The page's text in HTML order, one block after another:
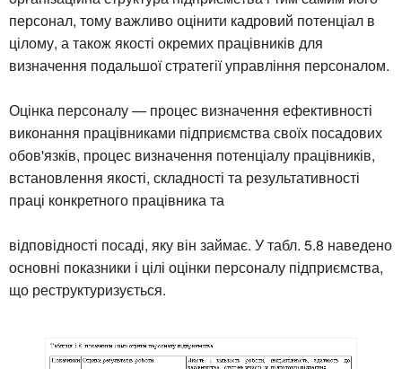
персонал, тому важливо оцінити кадровий потенціал в
цілому, а також якості окремих працівників для
визначення подальшої стратегії управління персоналом.
Оцінка персоналу — процес визначення ефективності
виконання працівниками підприємства своїх посадових
обов'язків, процес визначення потенціалу працівників,
встановлення якості, складності та результативності
праці конкретного працівника та
відповідності посаді, яку він займає. У табл. 5.8 наведено
основні показники і цілі оцінки персоналу підприємства,
що реструктуризується.